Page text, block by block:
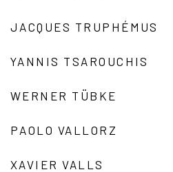
JACQUES TRUPHÉMUS
YANNIS TSAROUCHIS
WERNER TÜBKE
PAOLO VALLORZ
XAVIER VALLS